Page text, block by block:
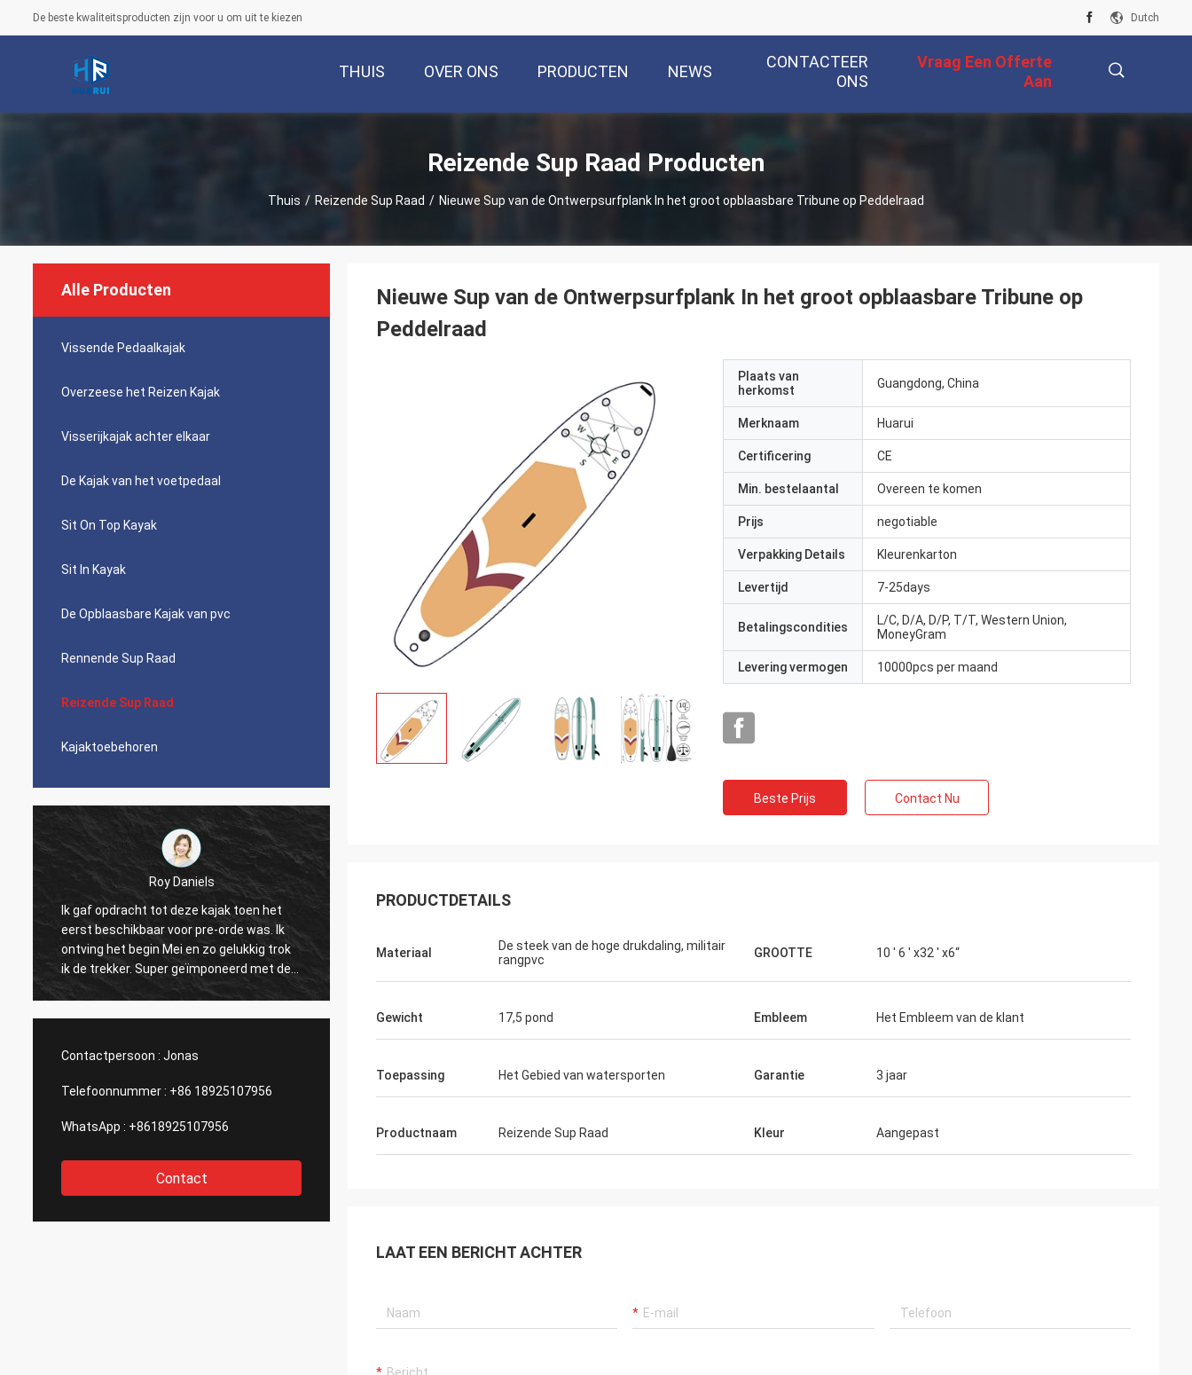
De beste kwaliteitsproducten zijn voor u om uit te kiezen Dutch
THUIS OVER ONS PRODUCTEN NEWS
CONTACTEER
ONS
Vraag Een Offerte
Aan
Reizende Sup Raad Producten
Thuis / Reizende Sup Raad / Nieuwe Sup van de Ontwerpsurfplank In het groot opblaasbare Tribune op Peddelraad
Alle Producten
Vissende Pedaalkajak
Overzeese het Reizen Kajak
Visserijkajak achter elkaar
De Kajak van het voetpedaal
Sit On Top Kayak
Sit In Kayak
De Opblaasbare Kajak van pvc
Rennende Sup Raad
Reizende Sup Raad
Kajaktoebehoren
Roy Daniels
opdracht tot deze kajak toen het
beschikbaar voor pre-orde was. Ik
het begin Mei en zo gelukkig trok
Super geïmponeerd met de
van de kajak van een nieuw merk.
Grote kajak vooral voor het geld. Heeft ton
ruimte, overvloed van plaatsen om
toebehoren op te zetten, en is super stal.
Seat is zeer comfortabel en de
vinaandrijving is makkelijk te gebruiken.
wenst. Ik adviseer absoluut kopend dit.
Contactpersoon : Jonas
Telefoonnummer : +86 18925107956
WhatsApp : +8618925107956
Contact
Nieuwe Sup van de Ontwerpsurfplank In het groot opblaasbare Tribune op
Peddelraad
Plaats van
herkomst
Guangdong, China
Merknaam Huarui
Certificering CE
Min. bestelaantal Overeen te komen
Prijs negotiable
Verpakking Details Kleurenkarton
Levertijd 7-25days
Betalingscondities
L/C, D/A, D/P, T/T, Western Union,
MoneyGram
Levering vermogen 10000pcs per maand
Beste Prijs Contact Nu
PRODUCTDETAILS
Materiaal
De steek van de hoge drukdaling, militair
rangpvc
GROOTTE 10 ' 6 ' x32 ' x6“
Gewicht 17,5 pond Embleem Het Embleem van de klant
Toepassing Het Gebied van watersporten Garantie 3 jaar
Productnaam Reizende Sup Raad Kleur Aangepast
LAAT EEN BERICHT ACHTER